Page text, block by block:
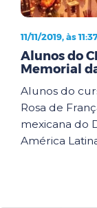
11/11/2019, às
Alunos do
Memorial
Alunos do
Rosa de
mexicana do
América